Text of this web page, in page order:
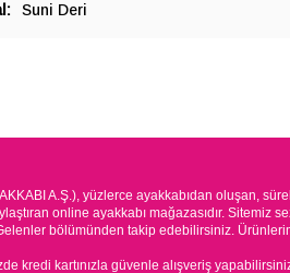
Suni Deri
A.Ş.), yüzlerce ayakkabıdan oluşan,
online ayakkabı mağazasıdır.
bölümünden takip edebilirsiniz.
kredi kartınızla güvenle alışveriş